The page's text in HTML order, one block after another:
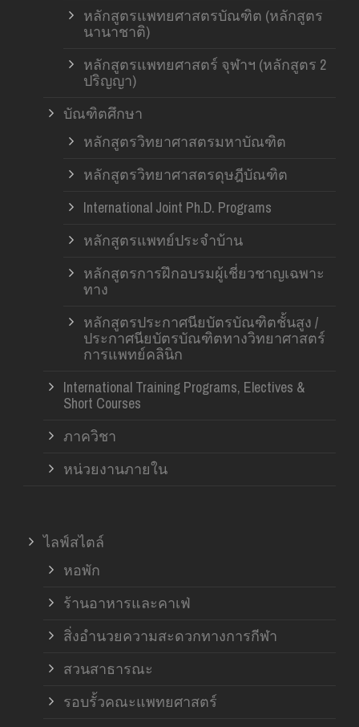
หลักสูตรแพทยศาสตรบัณฑิต (หลักสูตร
นานาชาติ)
หลักสูตรแพทยศาสตร์ จุฬาฯ (หลักสูตร 2
ปริญญา)
บัณฑิตศึกษา
หลักสูตรวิทยาศาสตรมหาบัณฑิต
หลักสูตรวิทยาศาสตรดุษฎีบัณฑิต
International Joint Ph.D. Programs
หลักสูตรแพทย์ประจำบ้าน
หลักสูตรการฝึกอบรมผู้เชี่ยวชาญเฉพาะ
ทาง
หลักสูตรประกาศนียบัตรบัณฑิตชั้นสูง /
ประกาศนียบัตรบัณฑิตทางวิทยาศาสตร์
การแพทย์คลินิก
International Training Programs, Electives &
Short Courses
ภาควิชา
หน่วยงานภายใน
ไลฟ์สไตล์
หอพัก
ร้านอาหารและคาเฟ่
สิ่งอำนวยความสะดวกทางการกีฬา
สวนสาธารณะ
รอบรั้วคณะแพทยศาสตร์